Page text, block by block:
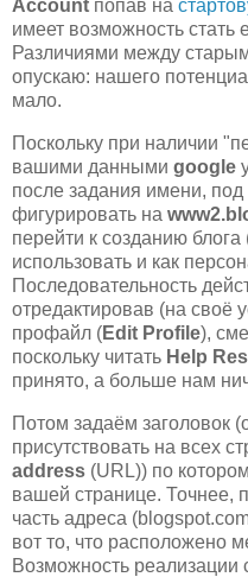
Account попав на
имеет возможность стать
Различиями между
опускаю: нашего
мало.
Поскольку при наличии
вашими данными google
после задания имени,
фигурировать на
перейти к созданию
использовать и как
Последовательность
отредактировав (на своё
профайл (Edit Profile),
поскольку читать Help
принято, а больше нам
Потом задаём заголовок
присутствовать на всех
address (URL)) по
вашей странице. Точнее,
часть адреса
вот то, что расположено
Возможность реализации